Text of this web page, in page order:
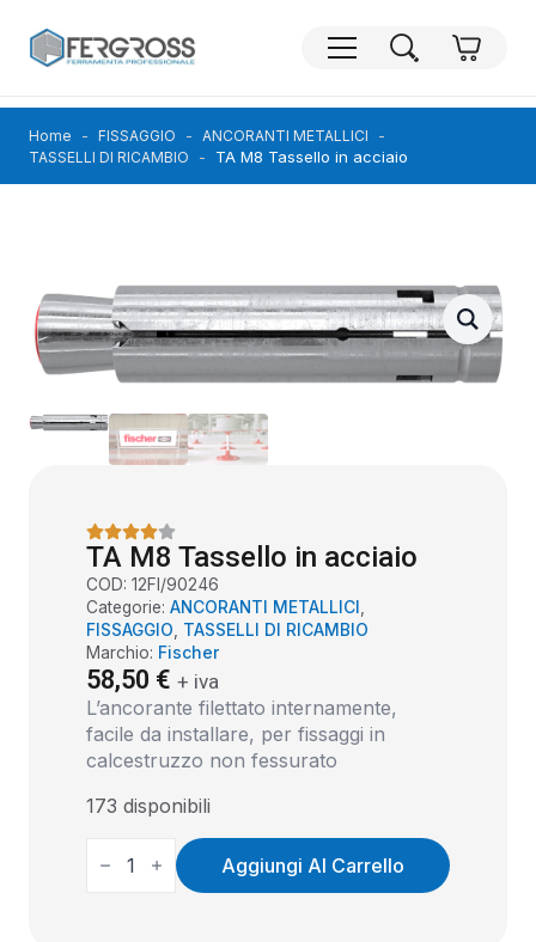
Home FISSAGGIO
ANCORANTI METALLICI
TASSELLI DI RICAMBIO
TA M8 Tassello in acciaio
TA M8 Tassello in acciaio
COD: 12FI/90246
Categorie: ANCORANTI METALLICI
FISSAGGIO
TASSELLI DI RICAMBIO
Marchio: Fischer
58,50 € + iva
L’ancorante filettato internamente,
facile da installare, per fissaggi in
calcestruzzo non fessurato
173 disponibili
TASSELLO
Aggiungi Al Carrello